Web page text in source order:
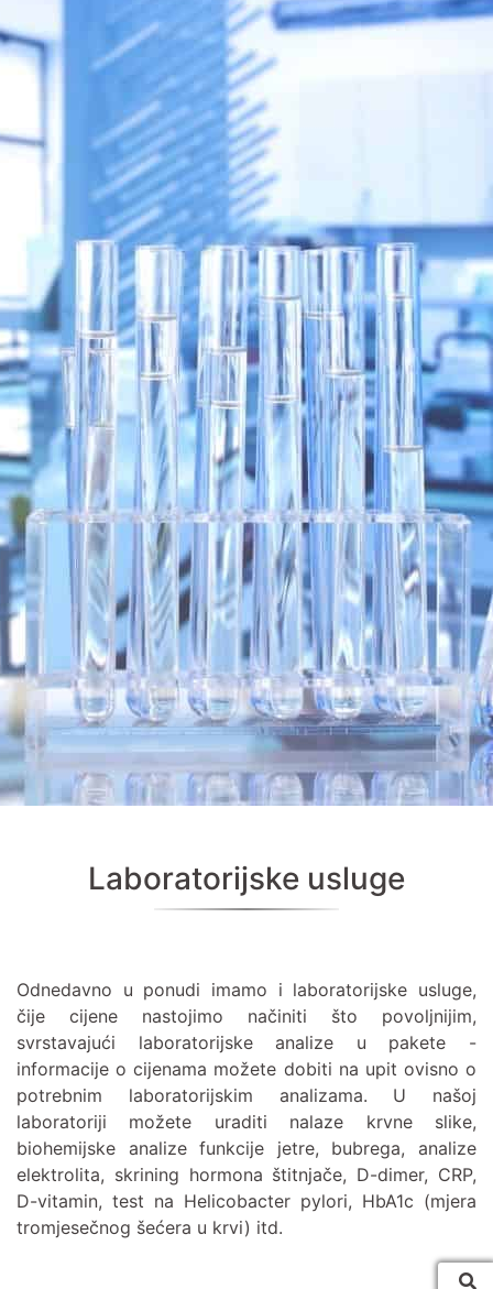
Laboratorijske usluge
Odnedavno u ponudi imamo i laboratorijske usluge,
čije cijene nastojimo načiniti što povoljnijim,
svrstavajući laboratorijske analize u pakete -
informacije o cijenama možete dobiti na upit ovisno o
potrebnim laboratorijskim analizama. U našoj
laboratoriji možete uraditi nalaze krvne slike,
biohemijske analize funkcije jetre, bubrega, analize
elektrolita, skrining hormona štitnjače, D-dimer, CRP,
D-vitamin, test na Helicobacter pylori, HbA1c (mjera
tromjesečnog šećera u krvi) itd.